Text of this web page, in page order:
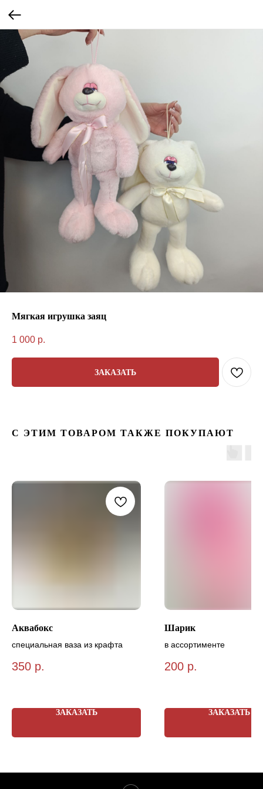
Мягкая игрушка заяц
1 000 р.
ЗАКАЗАТЬ
С ЭТИМ ТОВАРОМ ТАКЖЕ ПОКУПАЮТ
Аквабокс
специальная ваза из крафта
350 р.
ЗАКАЗАТЬ
Шарик
в ассортименте
200 р.
ЗАКАЗАТЬ